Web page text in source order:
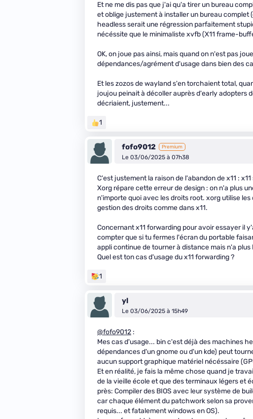
Et ne me dis pas que j'ai qu'a tirer un bureau
et oblige justement à installer un bureau
headless serait une régression parfaitement
nécéssite que le minimaliste xvfb (X11 frame-
OK, on joue pas ainsi, mais quand on n'est pas
dépendances/agrément d'usage dans bien des
Et les zozos de wayland s'en torchaient total,
joujou peinait à décoller auprès d'early adopters
décriaient, justement...
1
fofo9012 Premium
Le 03/06/2025 à 07h38
C'est justement la raison de l'abandon de x11 :
Xorg répare cette erreur de design : on n'a plus
n'importe quoi avec les droits root. xorg utilise
gestion des droits comme dans x11.
Concernant x11 forwarding pour avoir essayer il
compter que si tu fermes l'écran du portable
appli continue de tourner à distance mais n'a
Quel est ton cas d'usage du x11 forwarding ?
1
yl
Le 03/06/2025 à 15h49
@fofo9012 :
Mes cas d'usage... bin c'est déjà des machines
dépendances d'un gnome ou d'un kde) peut
aucun support graphique matériel nécéssaire
Et en réalité, je fais la même chose quand je
de la vieille école et que des terminaux légers et
près: Compiler des BIOS avec leur système de
car chaque élément du patchwork selon sa
requis... et fatalement windows en OS).